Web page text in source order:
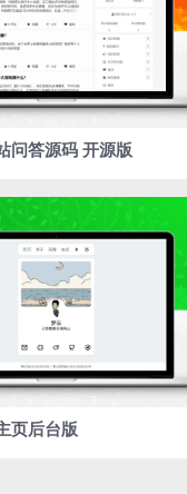
问答源码 开源版
页后台版